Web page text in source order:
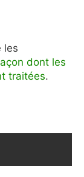
les
dont les
traitées.